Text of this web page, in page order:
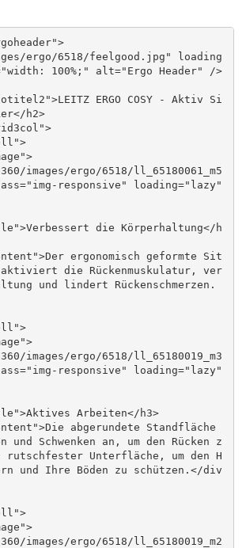
ergo/6518/feelgood.jpg" loading
100%;" alt="Ergo Header" />
ERGO COSY - Aktiv Si
h2>
images/ergo/6518/ll_65180061_m5
responsive" loading="lazy"
die Körperhaltung</h
ergonomisch geformte Sit
die Rückenmuskulatur, ver
und lindert Rückenschmerzen.
images/ergo/6518/ll_65180019_m3
responsive" loading="lazy"
Arbeiten</h3>
abgerundete Standfläche
und Schwenken an, um den Rücken z
Unterfläche, um den H
und Ihre Böden zu schützen.</div
images/ergo/6518/ll_65180019_m2